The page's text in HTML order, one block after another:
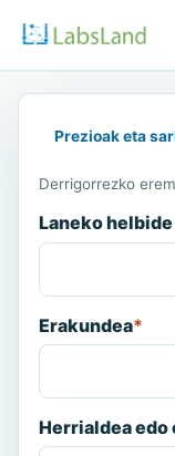
Prezioak eta
Derrigorrezko
Laneko
Erakundea*
Herrialdea edo